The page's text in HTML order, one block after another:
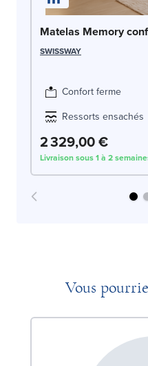
Matelas Memory
SWISSWAY
Confort ferme
Ressorts ensachés
2 329,00 €
Livraison sous 1 à 2
Vous